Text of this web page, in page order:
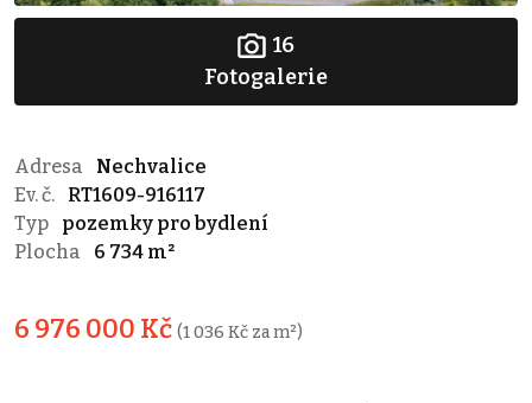
16
Fotogalerie
Adresa
Nechvalice
Ev. č.
RT1609-916117
Typ
pozemky pro bydlení
Plocha
6 734 m²
6 976 000 Kč (1 036 Kč za m²)